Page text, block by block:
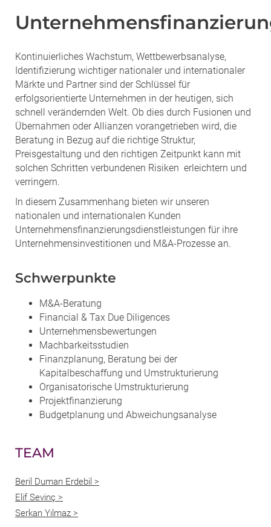
Kontinuierliches Wachstum, Wettbewerbsanalyse,
Identifizierung wichtiger nationaler und internationaler
Märkte und Partner sind der Schlüssel für
erfolgsorientierte Unternehmen in der heutigen, sich
schnell verändernden Welt. Ob dies durch Fusionen und
Übernahmen oder Allianzen vorangetrieben wird, die
Beratung in Bezug auf die richtige Struktur,
Preisgestaltung und den richtigen Zeitpunkt kann mit
solchen Schritten verbundenen Risiken erleichtern und
verringern.
In diesem Zusammenhang bieten wir unseren
nationalen und internationalen Kunden
Unternehmensfinanzierungsdienstleistungen für ihre
Unternehmensinvestitionen und M&A-Prozesse an.
Schwerpunkte
M&A-Beratung
Financial & Tax Due Diligences
Unternehmensbewertungen
Machbarkeitsstudien
Finanzplanung, Beratung bei der
Kapitalbeschaffung und Umstrukturierung
Organisatorische Umstrukturierung
Projektfinanzierung
Budgetplanung und Abweichungsanalyse
TEAM
Beril Duman Erdebil >
Elif Sevinç >
Serkan Yılmaz >